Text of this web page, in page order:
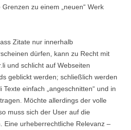
zu einem „neuen“ Werk
Zitate nur innerhalb
dürfen, kann zu Recht mit
und schlicht auf Webseiten
geblickt werden; schließlich werden
einfach „angeschnitten“ und in
Möchte allerdings der volle
muss sich der User auf die
Eine urheberrechtliche Relevanz –